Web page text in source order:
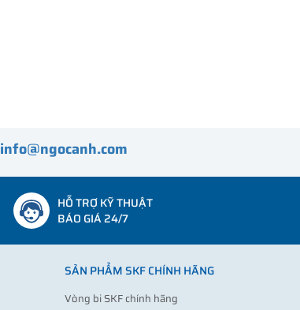
info@ngocanh.com
HỖ TRỢ KỸ THUẬT
BÁO GIÁ 24/7
SẢN PHẨM SKF CHÍNH HÃNG
Vòng bi SKF chính hãng